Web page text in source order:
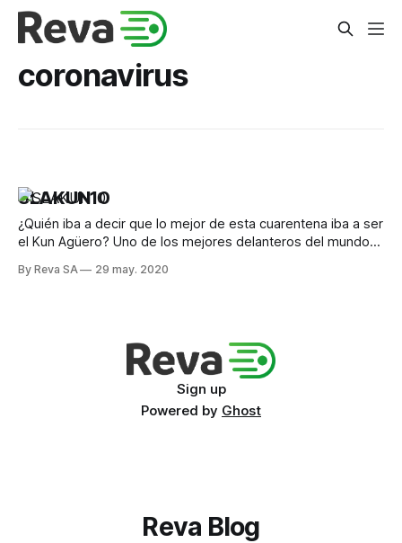
coronavirus
SLAKUN10
¿Quién iba a decir que lo mejor de esta cuarentena iba a ser
el Kun Agüero? Uno de los mejores delanteros del mundo
By Reva SA 29 may. 2020
Sign up
Powered by Ghost
Reva Blog